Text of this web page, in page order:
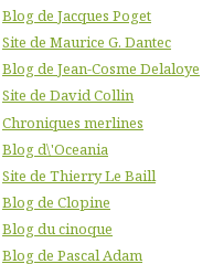
Blog de Jacques Poget
Site de Maurice G. Dantec
Blog de Jean-Cosme Delaloye
Site de David Collin
Chroniques merlines
Blog d\'Oceania
Site de Thierry Le Baill
Blog de Clopine
Blog du cinoque
Blog de Pascal Adam